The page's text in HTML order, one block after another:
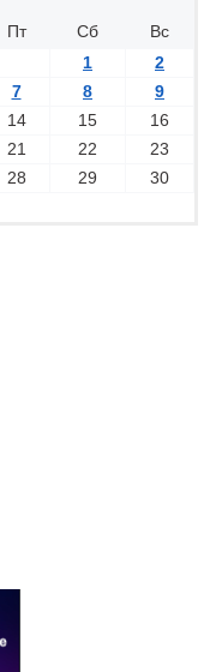
Пт Сб
Вс
1
2
7 8
9
14 15
16
21 22
23
28 29
30